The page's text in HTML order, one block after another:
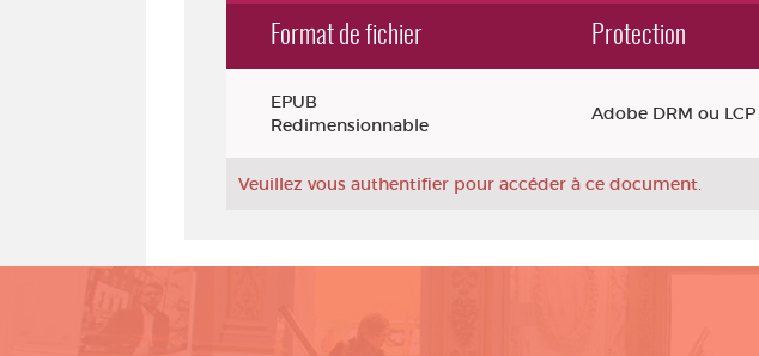
Format de fichier Protection
EPUB
Redimensionnable
Adobe DRM ou LCP
Veuillez vous authentifier pour accéder à ce document.